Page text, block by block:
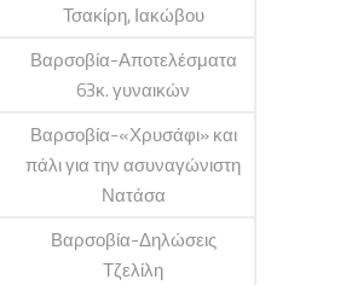
Τσακίρη, Ιακώβου
Βαρσοβία-Αποτελέσματα
63κ. γυναικών
Βαρσοβία-«Χρυσάφι» και
πάλι για την ασυναγώνιστη
Νατάσα
Βαρσοβία-Δηλώσεις
Τζελίλη